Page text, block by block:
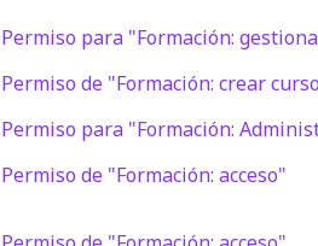
Permiso para "Formación:
Permiso de "Formación: crear
Permiso para "Formación:
Permiso de "Formación: acceso"